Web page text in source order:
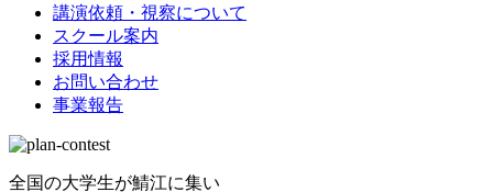
講演依頼・視察について
スクール案内
採用情報
お問い合わせ
事業報告
全国の大学生が鯖江に集い